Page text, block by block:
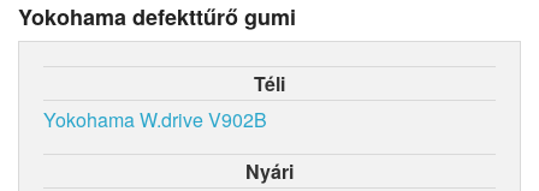
Yokohama defekttűrő gumi
Téli
Yokohama W.drive V902B
Nyári